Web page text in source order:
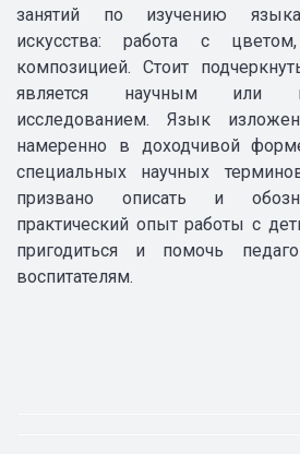
занятий по изучению языка
искусства: работа с
композицией. Стоит
является научным или
исследованием. Язык
намеренно в доходчивой
специальных научных
призвано описать и
практический опыт работы с
пригодиться и помочь
воспитателям.